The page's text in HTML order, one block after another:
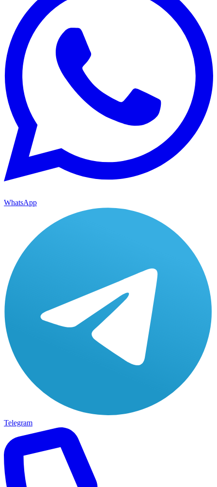
WhatsApp
Telegram